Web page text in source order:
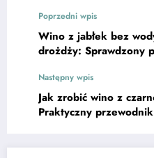
Poprzedni wpis
Wino z jabłek bez
drożdży: Sprawdzony
Następny wpis
Jak zrobić wino z
Praktyczny